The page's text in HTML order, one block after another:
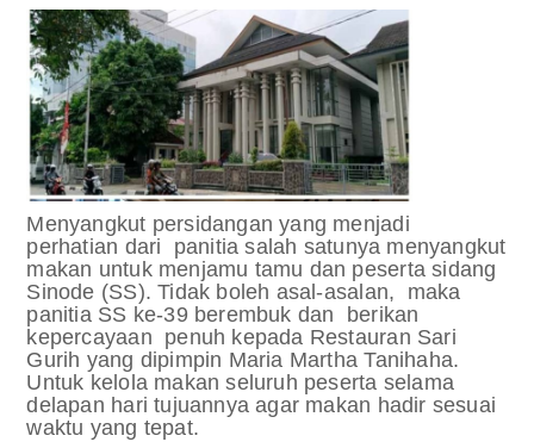
Menyangkut persidangan yang menjadi
perhatian dari panitia salah satunya menyangkut
makan untuk menjamu tamu dan peserta sidang
Sinode (SS). Tidak boleh asal-asalan, maka
panitia SS ke-39 berembuk dan berikan
kepercayaan penuh kepada Restauran Sari
Gurih yang dipimpin Maria Martha Tanihaha.
Untuk kelola makan seluruh peserta selama
delapan hari tujuannya agar makan hadir sesuai
waktu yang tepat.